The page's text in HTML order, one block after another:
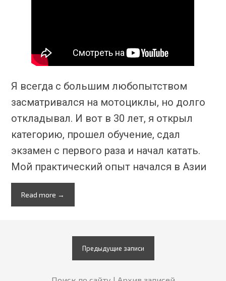
Я всегда с большим любопытством
засматривался на мотоциклы, но долго
откладывал. И вот в 30 лет, я открыл
категорию, прошел обучение, сдал
экзамен с первого раза и начал катать.
Мой практический опыт начался в Азии
Read more →
Предыдущие записи